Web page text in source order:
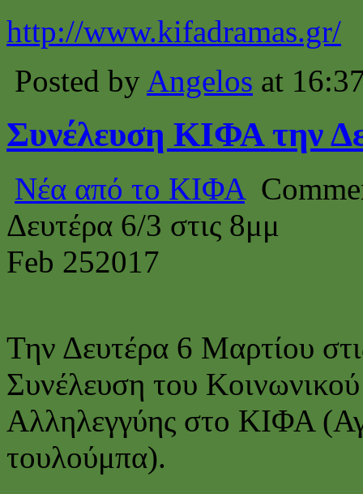
http://www.kifadramas.gr/
Posted by Angelos at
Συνέλευση ΚΙΦΑ την
Νέα από το ΚΙΦΑ
Δευτέρα 6/3 στις 8μμ
Feb 252017
Την Δευτέρα 6 Μαρτίου
Συνέλευση του
Αλληλεγγύης στο ΚΙΦΑ
τουλούμπα).